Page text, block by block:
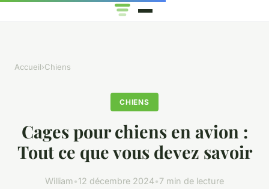
Accueil›Chiens
CHIENS
Cages pour chiens en avion :
Tout ce que vous devez savoir
William•12 décembre 2024•7 min de lecture